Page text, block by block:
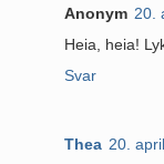
Anonym 20.
Heia, heia!
Svar
Thea 20.